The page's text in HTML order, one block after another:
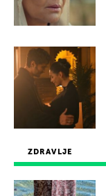
ZDRAVLJE